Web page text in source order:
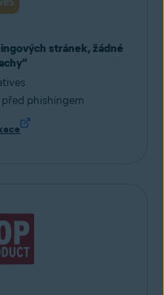
stránek, žádné
phishingem